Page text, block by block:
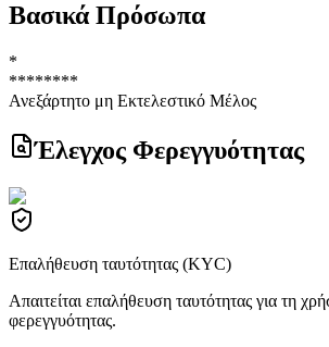
Βασικά Πρόσωπα
*
********
Ανεξάρτητο μη Εκτελεστικό Μέλος
Έλεγχος Φερεγγυότητας
Επαλήθευση ταυτότητας (KYC)
Απαιτείται επαλήθευση ταυτότητας για τη
φερεγγυότητας.